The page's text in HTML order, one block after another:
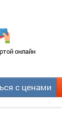
онлайн
с ценами